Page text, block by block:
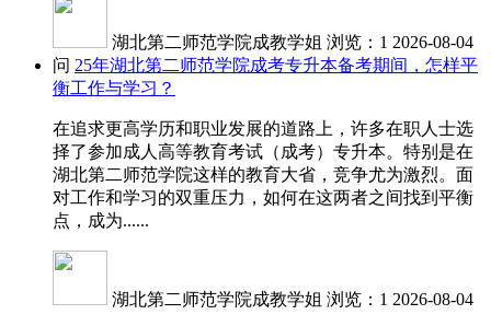
湖北第二师范学院成教学姐 浏览：1 2026-08-04
问 25年湖北第二师范学院成考专升本备考期间，怎样平
衡工作与学习？
在追求更高学历和职业发展的道路上，许多在职人士选
择了参加成人高等教育考试（成考）专升本。特别是在
湖北第二师范学院这样的教育大省，竞争尤为激烈。面
对工作和学习的双重压力，如何在这两者之间找到平衡
点，成为......
湖北第二师范学院成教学姐 浏览：1 2026-08-04